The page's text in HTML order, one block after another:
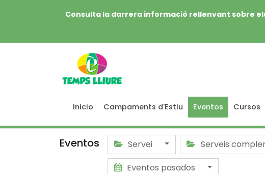
Consulta la darrera informació rellenvant sobre
Inicio Campaments d'Estiu Eventos Cursos
Eventos Servei Serveis
Eventos pasados